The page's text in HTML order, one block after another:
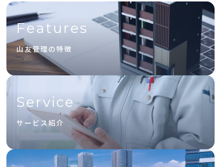
Features
山友管理の特徴
Service
サービス紹介